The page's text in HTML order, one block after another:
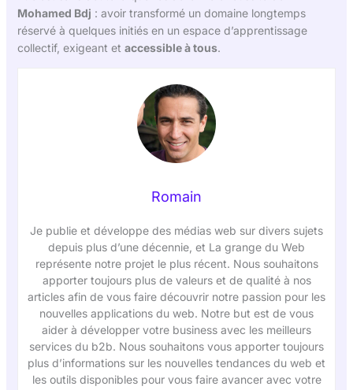
Mohamed Bdj : avoir transformé un domaine longtemps
réservé à quelques initiés en un espace d’apprentissage
collectif, exigeant et accessible à tous.
Romain
Je publie et développe des médias web sur divers sujets
depuis plus d’une décennie, et La grange du Web
représente notre projet le plus récent. Nous souhaitons
apporter toujours plus de valeurs et de qualité à nos
articles afin de vous faire découvrir notre passion pour les
nouvelles applications du web. Notre but est de vous
aider à développer votre business avec les meilleurs
services du b2b. Nous souhaitons vous apporter toujours
plus d’informations sur les nouvelles tendances du web et
les outils disponibles pour vous faire avancer avec votre